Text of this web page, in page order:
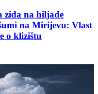
zida na hiljade
na Mirijevu: Vlast
o klizištu